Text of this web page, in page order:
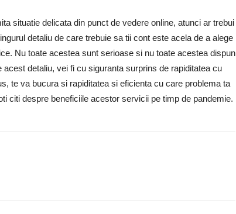
situatie delicata din punct de vedere online, atunci ar trebui
detaliu de care trebuie sa tii cont este acela de a alege
Nu toate acestea sunt serioase si nu toate acestea dispun
detaliu, vei fi cu siguranta surprins de rapiditatea cu
te va bucura si rapiditatea si eficienta cu care problema ta
citi despre beneficiile acestor servicii pe timp de pandemie.